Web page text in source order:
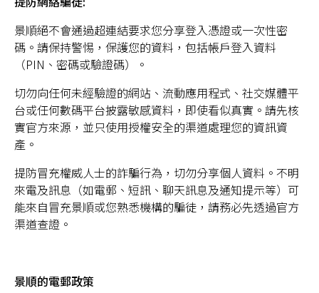
景順絕不會通過超連結要求您分享登入憑證或一次性密
碼。請保持警惕，保護您的資料，包括帳戶登入資料
（PIN、密碼或驗證碼）。
切勿向任何未經驗證的網站、流動應用程式、社交媒體平
台或任何數碼平台披露敏感資料，即使看似真實。請先核
實官方來源，並只使用授權安全的渠道處理您的資訊資
產。
提防冒充權威人士的詐騙行為，切勿分享個人資料。不明
來電及訊息（如電郵、短訊、聊天訊息及通知提示等）可
能來自冒充景順或您熟悉機構的騙徒，請務必先透過官方
渠道查證。
景順的電郵政策